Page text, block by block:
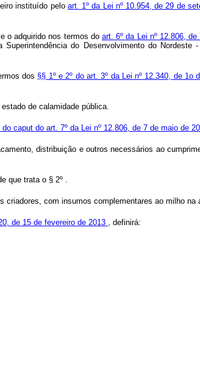
instituído pelo art. 1º da Lei nº 10.954, de 29 de
o adquirido nos termos do art. 6º da Lei nº 12.806,
do Desenvolvimento do Nordeste
dos §§ 1º e 2º do art. 3º da Lei nº 12.340, de 1o
de calamidade pública.
caput do art. 7º da Lei nº 12.806, de 7 de maio de
distribuição e outros necessários ao
que trata o § 2º .
com insumos complementares ao milho na
de 15 de fevereiro de 2013 , definirá: